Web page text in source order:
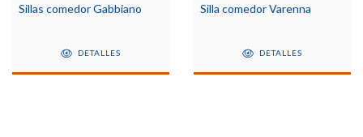
Sillas comedor Gabbiano
DETALLES
Silla comedor Varenna
DETALLES